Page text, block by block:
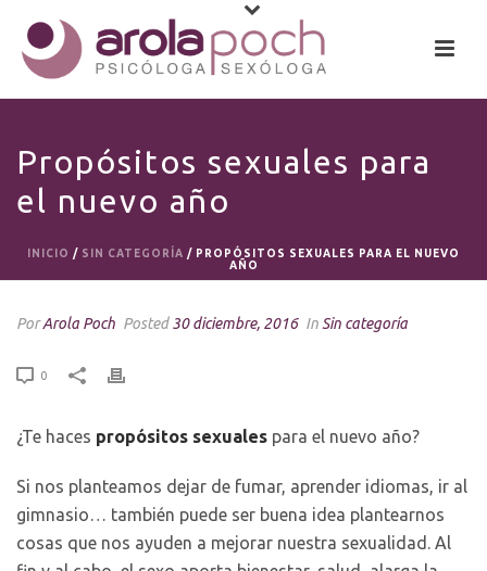
Propósitos sexuales para
el nuevo año
INICIO / SIN CATEGORÍA / PROPÓSITOS SEXUALES PARA EL NUEVO
AÑO
PorArola Poch Posted30 diciembre, 2016 In Sin categoría
0
¿Te haces propósitos sexuales para el nuevo año?
Si nos planteamos dejar de fumar, aprender idiomas, ir al
gimnasio… también puede ser buena idea plantearnos
cosas que nos ayuden a mejorar nuestra sexualidad. Al